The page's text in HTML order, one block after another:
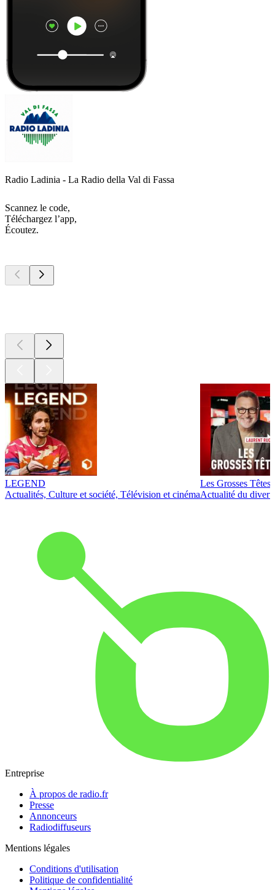
Radio Ladinia - La Radio della Val di Fassa
Scannez le code,
Téléchargez l’app,
Écoutez.
LEGEND
Actualités, Culture et société, Télévision et cinéma
Les Grosses Têtes
Actualité du
Entreprise
À propos de radio.fr
Presse
Annonceurs
Radiodiffuseurs
Mentions légales
Conditions d'utilisation
Politique de confidentialité